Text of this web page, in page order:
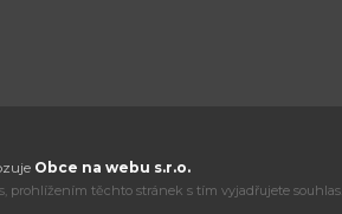
Obce na webu s.r.o.
prohlížením těchto stránek s tím vyjadřujete souhlas.